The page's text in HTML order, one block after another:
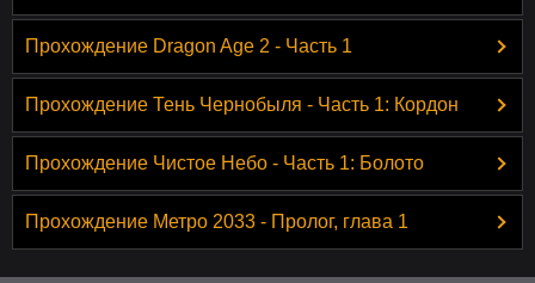
Прохождение Dragon Age 2 - Часть 1
Прохождение Тень Чернобыля - Часть 1: Кордон
Прохождение Чистое Небо - Часть 1: Болото
Прохождение Метро 2033 - Пролог, глава 1